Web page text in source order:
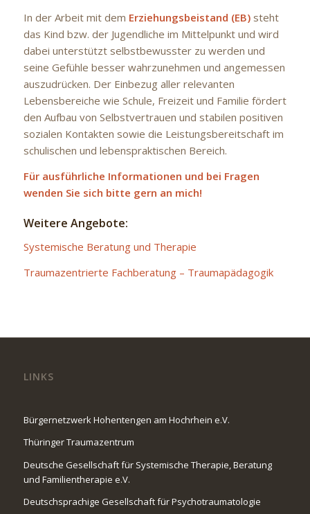
In der Arbeit mit dem Erziehungsbeistand (EB)steht
das Kind bzw. der Jugendliche im Mittelpunkt und wird
dabei unterstützt selbstbewusster zu werden und
seine Gefühle besser wahrzunehmen und angemessen
auszudrücken. Der Einbezug aller relevanten
Lebensbereiche wie Schule, Freizeit und Familie fördert
den Aufbau von Selbstvertrauen und stabilen positiven
sozialen Kontakten sowie die Leistungsbereitschaft im
schulischen und lebenspraktischen Bereich.
Für ausführliche Informationen und bei Fragen
wenden Sie sich bitte gern an mich!
Weitere Angebote:
Systemische Beratung und Therapie
Traumazentrierte Fachberatung – Traumapädagogik
LINKS
Bürgernetzwerk Hohentengen am Hochrhein e.V.
Thüringer Traumazentrum
Deutsche Gesellschaft für Systemische Therapie, Beratung
und Familientherapie e.V.
Deutschsprachige Gesellschaft für Psychotraumatologie